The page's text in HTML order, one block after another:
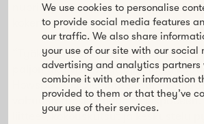
We use cookies to personalise
to provide social media features
our traffic. We also share
your use of our site with our social
advertising and analytics partners
combine it with other information
provided to them or that they’ve
your use of their services.
nuorisopuolella Howspacen käytöstä
kokemusta.
“Työkalun käyttö on laajentunut
paljon aktiivisia käyttäjiä, jotka
Howspacea. Olemme siirtäneet
valtuustotyöskentelyn Howspaceen.
liitteet, kokouskutsut ja keskustelu